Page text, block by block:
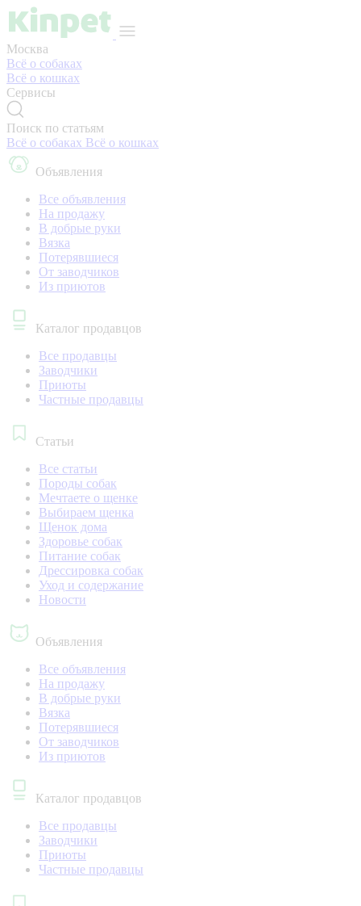
Москва
Всё о собаках
Всё о кошках
Сервисы
Поиск по статьям
Всё о собаках Всё о кошках
Объявления
Все объявления
На продажу
В добрые руки
Вязка
Потерявшиеся
От заводчиков
Из приютов
Каталог продавцов
Все продавцы
Заводчики
Приюты
Частные продавцы
Статьи
Все статьи
Породы собак
Мечтаете о щенке
Выбираем щенка
Щенок дома
Здоровье собак
Питание собак
Дрессировка собак
Уход и содержание
Новости
Объявления
Все объявления
На продажу
В добрые руки
Вязка
Потерявшиеся
От заводчиков
Из приютов
Каталог продавцов
Все продавцы
Заводчики
Приюты
Частные продавцы